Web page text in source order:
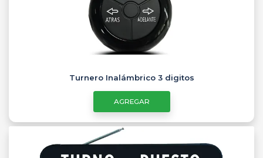
Turnero Inalámbrico 3 digitos
AGREGAR